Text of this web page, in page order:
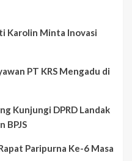
Karolin Minta Inovasi
PT KRS Mengadu di
Kunjungi DPRD Landak
BPJS
Paripurna Ke-6 Masa